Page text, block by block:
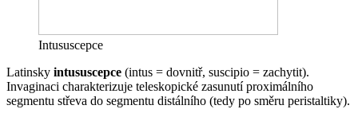
Intususcepce
Latinsky intususcepce (intus = dovnitř, suscipio = zachytit).
Invaginaci charakterizuje teleskopické zasunutí proximálního
segmentu střeva do segmentu distálního (tedy po směru peristaltiky).